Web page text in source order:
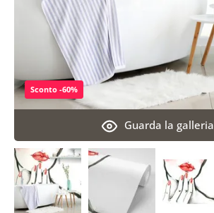
Guarda la galleria
Sconto -60%